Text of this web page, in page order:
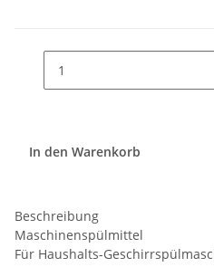
In den Warenkorb
Beschreibung
Maschinenspülmittel
Für Haushalts-